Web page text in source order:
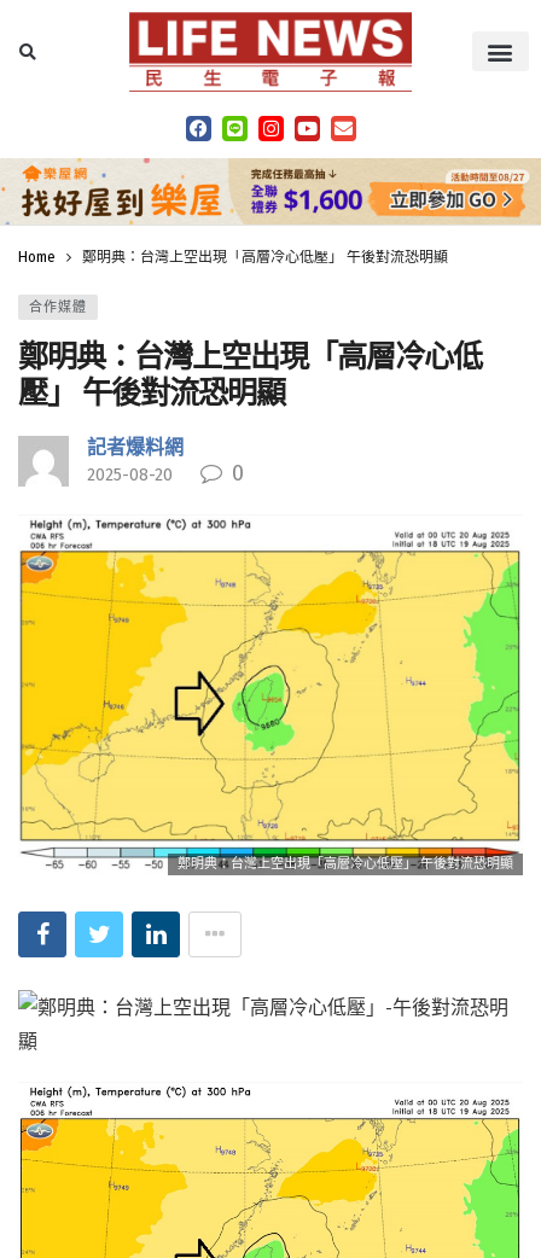
Home 鄭明典：台灣上空出現「高層冷心低壓」 午後對流恐明顯
合作媒體
鄭明典：台灣上空出現「高層冷心低
壓」 午後對流恐明顯
記者爆料網
2025-08-20 0
鄭明典：台灣上空出現「高層冷心低壓」 午後對流恐明顯